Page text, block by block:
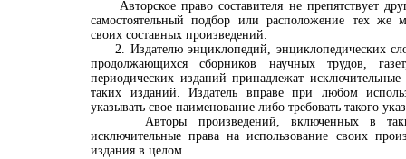
Авторское право составителя не препятствует
самостоятельный подбор или расположение тех же
своих составных произведений.
2. Издателю энциклопедий, энциклопедических
продолжающихся сборников научных трудов,
периодических изданий принадлежат исключительные
таких изданий. Издатель вправе при любом
указывать свое наименование либо требовать такого
Авторы произведений, включенных в такие
исключительные права на использование своих
издания в целом.